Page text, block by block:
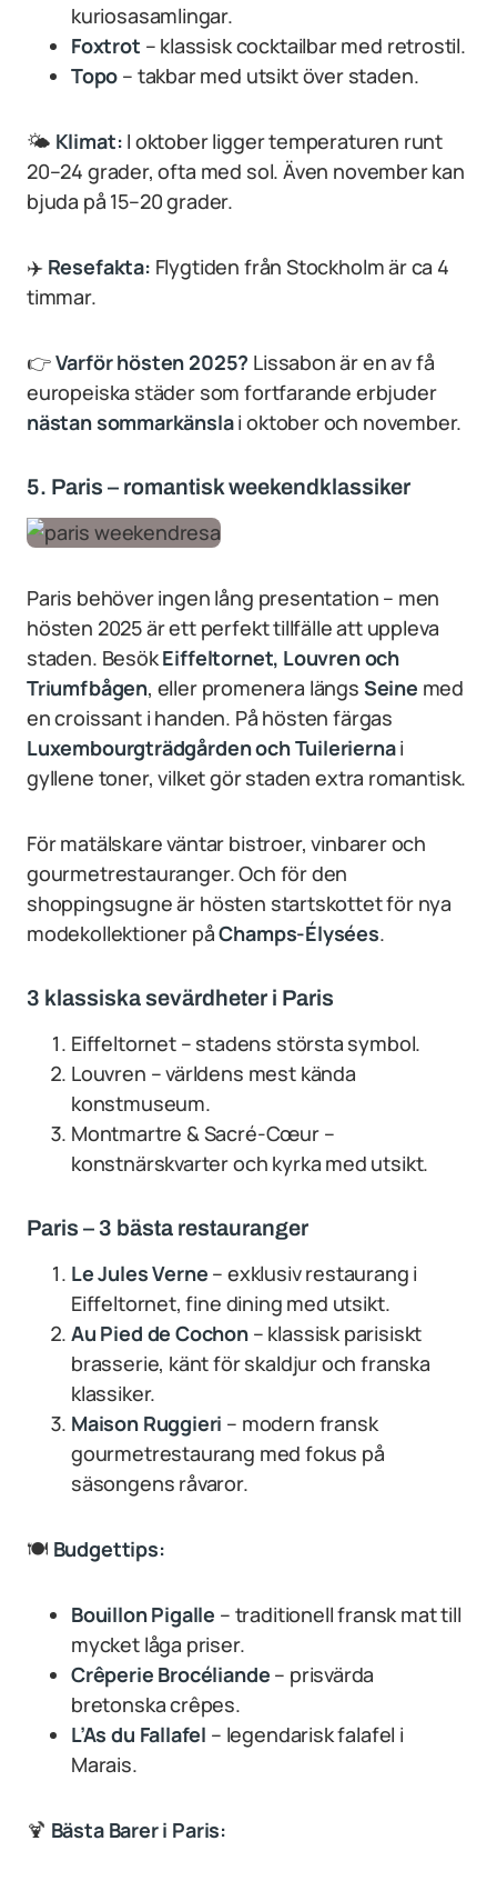
kuriosasamlingar.
Foxtrot – klassisk cocktailbar med retrostil.
Topo – takbar med utsikt över staden.
🌤 Klimat: I oktober ligger temperaturen runt
20–24 grader, ofta med sol. Även november kan
bjuda på 15–20 grader.
✈️ Resefakta: Flygtiden från Stockholm är ca 4
timmar.
👉Varför hösten 2025? Lissabon är en av få
europeiska städer som fortfarande erbjuder
nästan sommarkänslai oktober och november.
5. Paris – romantisk weekendklassiker
Paris behöver ingen lång presentation – men
hösten 2025 är ett perfekt tillfälle att uppleva
staden. BesökEiffeltornet, Louvren och
Triumfbågen, eller promenera längs Seine med
en croissant i handen. På hösten färgas
Luxembourgträdgården och Tuileriernai
gyllene toner, vilket gör staden extra romantisk.
För matälskare väntar bistroer, vinbarer och
gourmetrestauranger. Och för den
shoppingsugne är hösten startskottet för nya
modekollektioner påChamps-Élysées.
3 klassiska sevärdheter i Paris
Eiffeltornet – stadens största symbol.
Louvren – världens mest kända
konstmuseum.
Montmartre & Sacré-Cœur –
konstnärskvarter och kyrka med utsikt.
Paris – 3 bästa restauranger
Le Jules Verne – exklusiv restaurang i
Eiffeltornet, fine dining med utsikt.
Au Pied de Cochon– klassisk parisiskt
brasserie, känt för skaldjur och franska
klassiker.
Maison Ruggieri – modern fransk
gourmetrestaurang med fokus på
säsongens råvaror.
🍽 Budgettips:
Bouillon Pigalle – traditionell fransk mat till
mycket låga priser.
Crêperie Brocéliande – prisvärda
bretonska crêpes.
L’As du Fallafel – legendarisk falafel i
Marais.
🍹 Bästa Barer i Paris: